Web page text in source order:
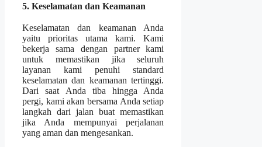
5. Keselamatan dan Keamanan
Keselamatan dan keamanan Anda
yaitu prioritas utama kami. Kami
bekerja sama dengan partner kami
untuk memastikan jika seluruh
layanan kami penuhi standard
keselamatan dan keamanan tertinggi.
Dari saat Anda tiba hingga Anda
pergi, kami akan bersama Anda setiap
langkah dari jalan buat memastikan
jika Anda mempunyai perjalanan
yang aman dan mengesankan.